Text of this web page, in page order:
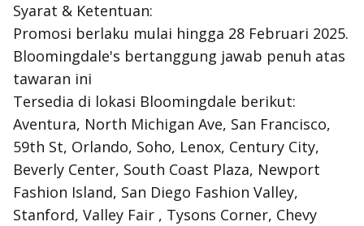
Syarat & Ketentuan:
Promosi berlaku mulai hingga 28 Februari 2025.
Bloomingdale's bertanggung jawab penuh atas
tawaran ini
Tersedia di lokasi Bloomingdale berikut:
Aventura, North Michigan Ave, San Francisco,
59th St, Orlando, Soho, Lenox, Century City,
Beverly Center, South Coast Plaza, Newport
Fashion Island, San Diego Fashion Valley,
Stanford, Valley Fair , Tysons Corner, Chevy